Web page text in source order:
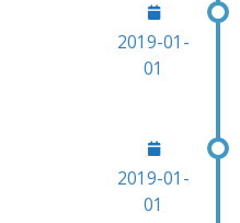
2019-01-
01
2019-01-
01